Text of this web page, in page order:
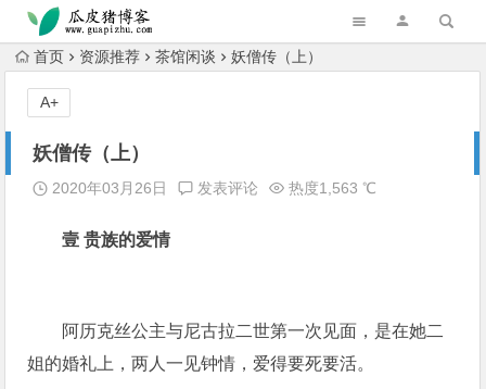
跳转到主内容
首页 资源推荐 茶馆闲谈 妖僧传（上）
妖僧传（上）
2020年03月26日 发表评论 热度1,563 ℃
壹 贵族的爱情
阿历克丝公主与尼古拉二世第一次见面，是在她二
姐的婚礼上，两人一见钟情，爱得要死要活。
A+